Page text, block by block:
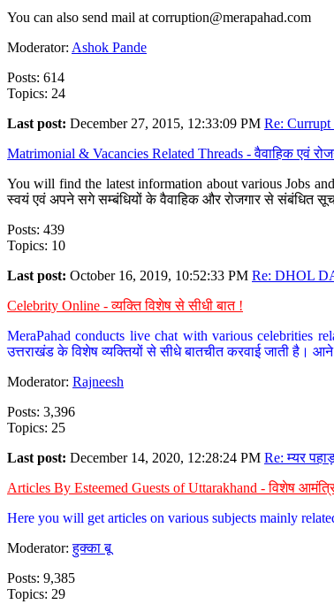
You can also send mail at corruption@merapahad.com
Moderator: Ashok Pande
Posts: 614
Topics: 24
Last post: December 27, 2015, 12:33:09 PM Re: Currupt
Matrimonial & Vacancies Related Threads - वैवाहिक एवं
You will find the latest information about various Jobs
स्वयं एवं अपने सगे सम्बंधियों के वैवाहिक और रोजगार से संबंधित
Posts: 439
Topics: 10
Last post: October 16, 2019, 10:52:33 PM Re: DHOL
Celebrity Online - व्यक्ति विशेष से सीधी बात !
MeraPahad conducts live chat with various celebrities
उत्तराखंड के विशेष व्यक्तियों से सीधे बातचीत करवाई जाती है।
Moderator: Rajneesh
Posts: 3,396
Topics: 25
Last post: December 14, 2020, 12:28:24 PM Re: म्यर
Articles By Esteemed Guests of Uttarakhand - विशेष
Here you will get articles on various subjects mainly
Moderator:हुक्का बू
Posts: 9,385
Topics: 29